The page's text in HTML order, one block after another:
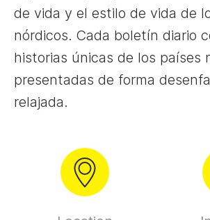
de vida y el estilo de vida de
nórdicos. Cada boletín diario
historias únicas de los países
presentadas de forma
relajada.